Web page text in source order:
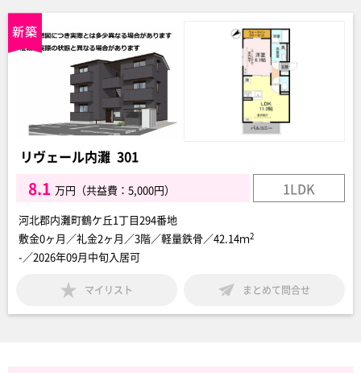
リヴェール内灘 301
8.1 万円（共益費：5,000円） 1LDK
河北郡内灘町鶴ケ丘1丁目294番地
敷金0ヶ月／礼金2ヶ月／3階／軽量鉄骨／42.14ｍ2
-／2026年09月中旬入居可
マイリスト まとめて問合せ